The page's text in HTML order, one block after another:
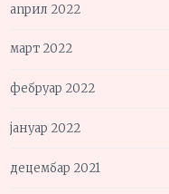
април 2022
март 2022
фебруар 2022
јануар 2022
децембар 2021